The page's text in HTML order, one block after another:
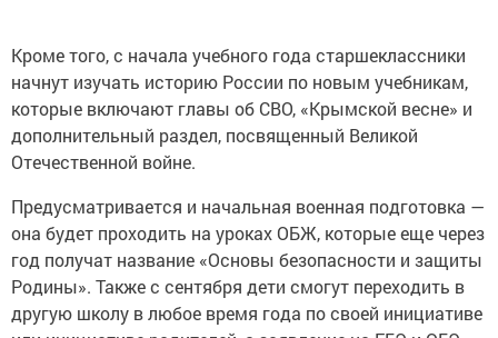
Кроме того, с начала учебного года старшеклассники
начнут изучать историю России по новым учебникам,
которые включают главы об СВО, «Крымской весне» и
дополнительный раздел, посвященный Великой
Отечественной войне.
Предусматривается и начальная военная подготовка —
она будет проходить на уроках ОБЖ, которые еще через
год получат название «Основы безопасности и защиты
Родины». Также с сентября дети смогут переходить в
другую школу в любое время года по своей инициативе